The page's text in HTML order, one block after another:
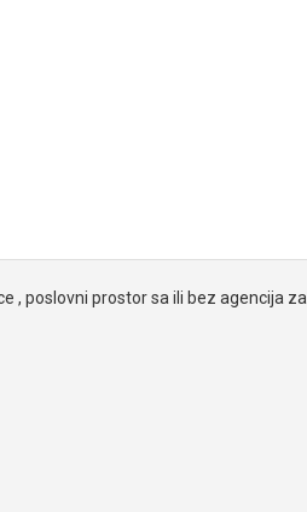
, poslovni prostor sa ili bez agencija za